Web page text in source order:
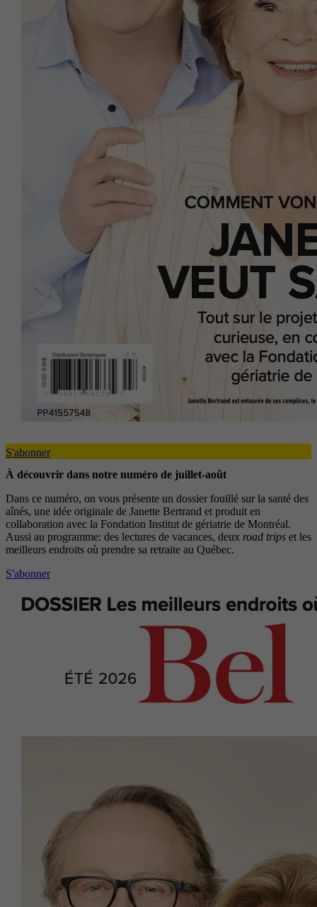
S'abonner
À découvrir dans notre numéro de juillet-août
Dans ce numéro, on vous présente un dossier fouillé sur la santé des
aînés, une idée originale de Janette Bertrand et produit en
collaboration avec la Fondation Institut de gériatrie de Montréal.
Aussi au programme: des lectures de vacances, deux road trips et les
meilleurs endroits où prendre sa retraite au Québec.
S'abonner